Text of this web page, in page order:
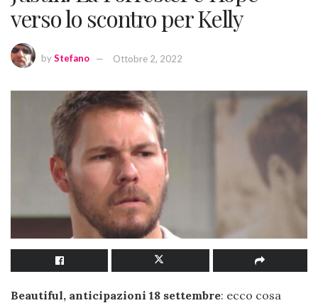
verso lo scontro per Kelly
byStefano Ottobre 2, 2022
Beautiful, anticipazioni 18 settembre: ecco cosa